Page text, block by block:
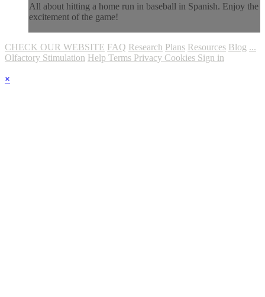
All about hitting a home run in baseball in Spanish. Enjoy the
excitement of the game!
CHECK OUR WEBSITE FAQ Research Plans Resources Blog ...
Olfactory Stimulation Help Terms Privacy Cookies Sign in
×